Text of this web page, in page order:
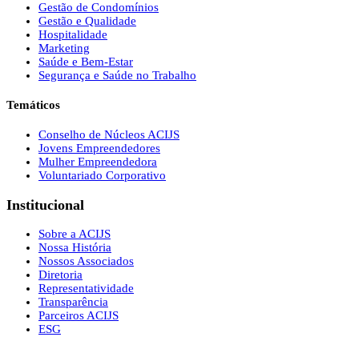
Gestão de Condomínios
Gestão e Qualidade
Hospitalidade
Marketing
Saúde e Bem-Estar
Segurança e Saúde no Trabalho
Temáticos
Conselho de Núcleos ACIJS
Jovens Empreendedores
Mulher Empreendedora
Voluntariado Corporativo
Institucional
Sobre a ACIJS
Nossa História
Nossos Associados
Diretoria
Representatividade
Transparência
Parceiros ACIJS
ESG